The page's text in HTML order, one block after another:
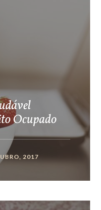
Ocupado
2017